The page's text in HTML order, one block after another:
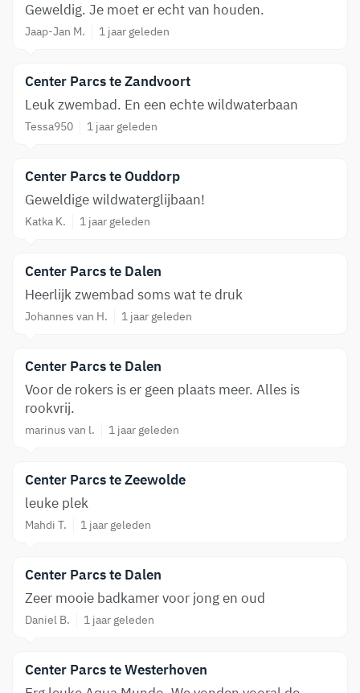
Geweldig. Je moet er echt van houden.
Jaap-Jan M. 1 jaar geleden
Center Parcs te Zandvoort
Leuk zwembad. En een echte wildwaterbaan
Tessa950 1 jaar geleden
Center Parcs te Ouddorp
Geweldige wildwaterglijbaan!
Katka K. 1 jaar geleden
Center Parcs te Dalen
Heerlijk zwembad soms wat te druk
Johannes van H. 1 jaar geleden
Center Parcs te Dalen
Voor de rokers is er geen plaats meer. Alles is
rookvrij.
marinus van l. 1 jaar geleden
Center Parcs te Zeewolde
leuke plek
Mahdi T. 1 jaar geleden
Center Parcs te Dalen
Zeer mooie badkamer voor jong en oud
Daniel B. 1 jaar geleden
Center Parcs te Westerhoven